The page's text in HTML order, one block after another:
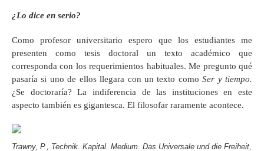
¿Lo dice en serio?
Como profesor universitario espero que los estudiantes me
presenten como tesis doctoral un texto académico que
corresponda con los requerimientos habituales. Me pregunto qué
pasaría si uno de ellos llegara con un texto comoSer y tiempo.
¿Se doctoraría? La indiferencia de las instituciones en este
aspecto también es gigantesca. El filosofar raramente acontece.
Trawny, P., Technik. Kapital. Medium. Das Universale und die Freiheit,